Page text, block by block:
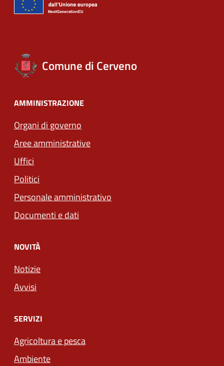
Comune di Cerveno
AMMINISTRAZIONE
Organi di governo
Aree amministrative
Uffici
Politici
Personale amministrativo
Documenti e dati
NOVITÀ
Notizie
Avvisi
SERVIZI
Agricoltura e pesca
Ambiente